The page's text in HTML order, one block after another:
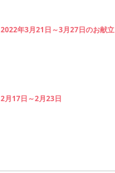
2022年3月21日～3月27日のお献立
2月17日～2月23日